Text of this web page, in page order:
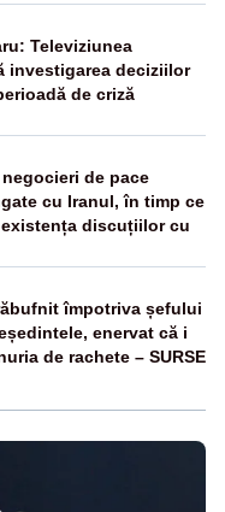
Televiziunea
investigarea deciziilor
de criză
de pace
cu Iranul, în timp ce
discuțiilor cu
împotriva șefului
enervat că i
de rachete – SURSE